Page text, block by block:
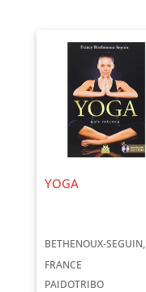
YOGA
BETHENOUX-SEGUIN,
FRANCE
PAIDOTRIBO